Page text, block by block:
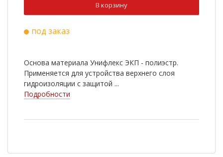
В корзину
под заказ
Основа материала Унифлекс ЭКП - полиэстр.
Применяется для устройства верхнего слоя
гидроизоляции с защитой ...
Подробности